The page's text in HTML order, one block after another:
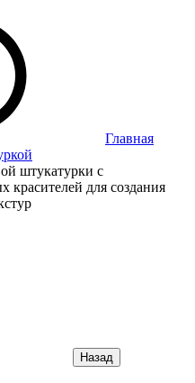
Главная
штукатурки с
красителей для создания
Назад